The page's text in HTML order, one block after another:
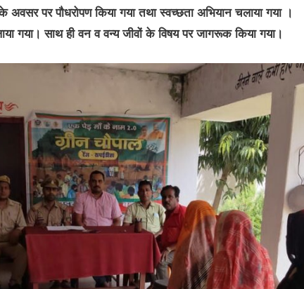
के अवसर पर पौधरोपण किया गया तथा स्वच्छता अभियान चलाया गया ।
गया। साथ ही वन व वन्य जीवों के विषय पर जागरूक किया गया।